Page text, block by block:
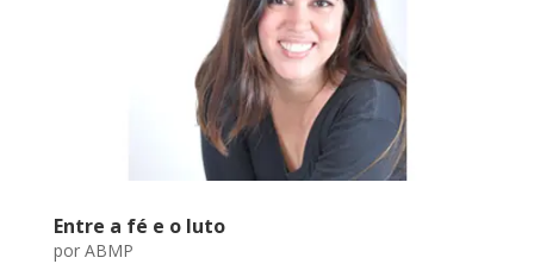
Entre a fé e o luto
por ABMP